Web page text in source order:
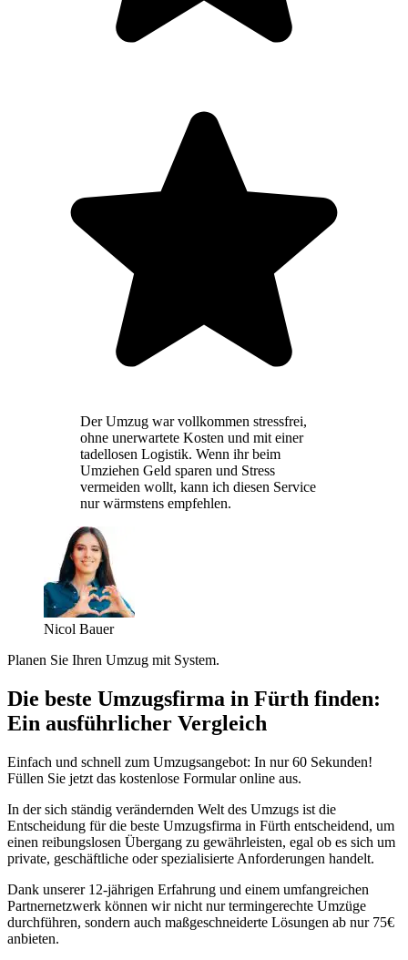
Der Umzug war vollkommen stressfrei,
ohne unerwartete Kosten und mit einer
tadellosen Logistik. Wenn ihr beim
Umziehen Geld sparen und Stress
vermeiden wollt, kann ich diesen Service
nur wärmstens empfehlen.
Nicol Bauer
Planen Sie Ihren Umzug mit System.
Die beste Umzugsfirma in Fürth finden:
Ein ausführlicher Vergleich
Einfach und schnell zum Umzugsangebot: In nur 60 Sekunden!
Füllen Sie jetzt das kostenlose Formular online aus.
In der sich ständig verändernden Welt des Umzugs ist die
Entscheidung für die beste Umzugsfirma in Fürth entscheidend, um
einen reibungslosen Übergang zu gewährleisten, egal ob es sich um
private, geschäftliche oder spezialisierte Anforderungen handelt.
Dank unserer 12-jährigen Erfahrung und einem umfangreichen
Partnernetzwerk können wir nicht nur termingerechte Umzüge
durchführen, sondern auch maßgeschneiderte Lösungen ab nur 75€
anbieten.